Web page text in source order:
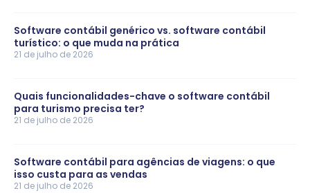
Software contábil genérico vs. software contábil
turístico: o que muda na prática
21 de julho de 2026
Quais funcionalidades-chave o software contábil
para turismo precisa ter?
21 de julho de 2026
Software contábil para agências de viagens: o que
isso custa para as vendas
21 de julho de 2026